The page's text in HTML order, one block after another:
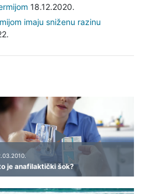
18.12.2020.
imaju sniženu razinu
je anafilaktički šok?